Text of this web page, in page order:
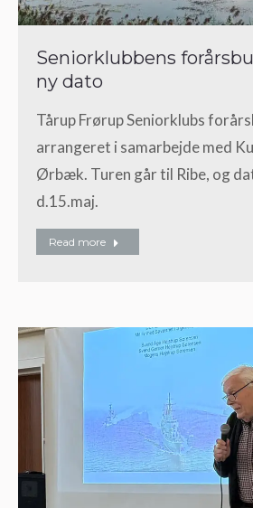
Seniorklubbens
ny dato
Tårup Frørup Seniorklubs
arrangeret i samarbejde med
Ørbæk. Turen går til Ribe, og
d.15.maj.
Read more